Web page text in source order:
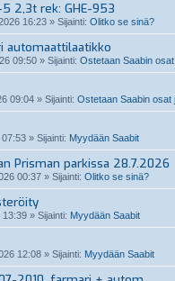
2,3t rek: GHE-953
16:23 » Sijainti: Olitko se sinä?
automaattilaatikko
09:50 » Sijainti: Ostetaan Saabin
09:04 » Sijainti: Ostetaan Saabin osat
07:53 » Sijainti: Myydään Saabit
Prisman parkissa 28.7.2026
00:37 » Sijainti: Olitko se sinä?
13:39 » Sijainti: Myydään Saabit
12:08 » Sijainti: Myydään Saabit